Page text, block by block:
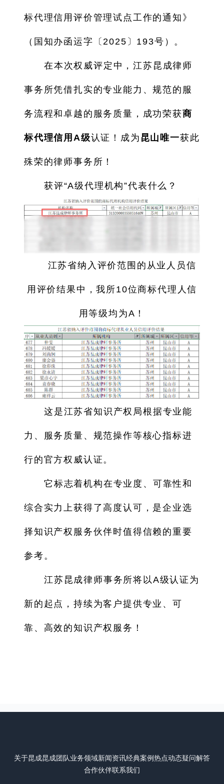
标代理信用评价管理试点工作的通知》
（国知办函运字〔2025〕193号）。
在本次权威评定中，江苏昆成律师
事务所凭借扎实的专业能力、规范的服
务流程和卓越的服务质量，成功荣获商
标代理信用A级认证！成为 昆山唯一获此
殊荣的律师事务所！
获评“A级代理机构”代表什么？
江苏省纳入评价范围的从业人员信
用评价结果中，我所10位商标代理人信
用等级均为A！
这是江苏省知识产权局根据专业能
力、服务质量、规范操作等核心指标进
行的官方权威认证。
它标志着机构在专业度、可靠性和
综合实力上获得了高度认可，是企业选
择知识产权服务伙伴时值得信赖的重要
参考。
江苏昆成律师事务所将以A级认证为
新的起点，持续为客户提供专业、可
靠、高效的知识产权服务！
关于昆成昆成团队业务领域新闻资讯经典案例热点动态疑问解答
合作伙伴联系我们